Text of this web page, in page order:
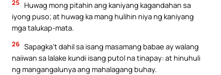
25
Huwag mong pitahin ang kaniyang kagandahan sa
iyong puso; at huwag ka mang hulihin niya ng kaniyang
mga talukap-mata.
26 Sapagka’t dahil sa isang masamang babae ay walang
naiiwan sa lalake kundi isang putol na tinapay: at hinuhuli
ng mangangalunya ang mahalagang buhay.